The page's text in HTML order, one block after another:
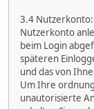
3.4
Nutzerkonto
beim Login
späteren
und das von
Um Ihre
unautorisierte